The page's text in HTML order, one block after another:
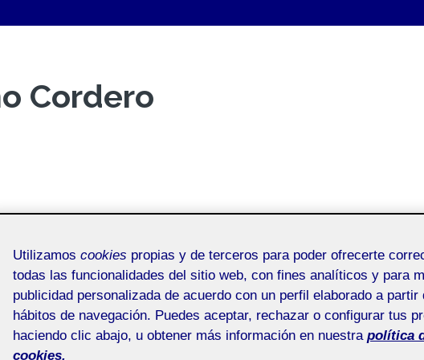
Cordero
Utilizamos cookies propias y de terceros para poder ofrecerte
todas las funcionalidades del sitio web, con fines analíticos y para
publicidad personalizada de acuerdo con un perfil elaborado a partir
hábitos de navegación. Puedes aceptar, rechazar o configurar tus
haciendo clic abajo, u obtener más información en nuestra política
cookies.